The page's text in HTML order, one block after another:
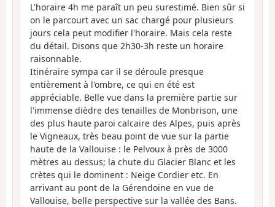
L'horaire 4h me paraît un peu surestimé. Bien sûr si
on le parcourt avec un sac chargé pour plusieurs
jours cela peut modifier l'horaire. Mais cela reste
du détail. Disons que 2h30-3h reste un horaire
raisonnable.
Itinéraire sympa car il se déroule presque
entièrement à l'ombre, ce qui en été est
appréciable. Belle vue dans la première partie sur
l'immense dièdre des tenailles de Monbrison, une
des plus haute paroi calcaire des Alpes, puis après
le Vigneaux, très beau point de vue sur la partie
haute de la Vallouise : le Pelvoux à près de 3000
mètres au dessus; la chute du Glacier Blanc et les
crètes qui le dominent : Neige Cordier etc. En
arrivant au pont de la Gérendoine en vue de
Vallouise, belle perspective sur la vallée des Bans.